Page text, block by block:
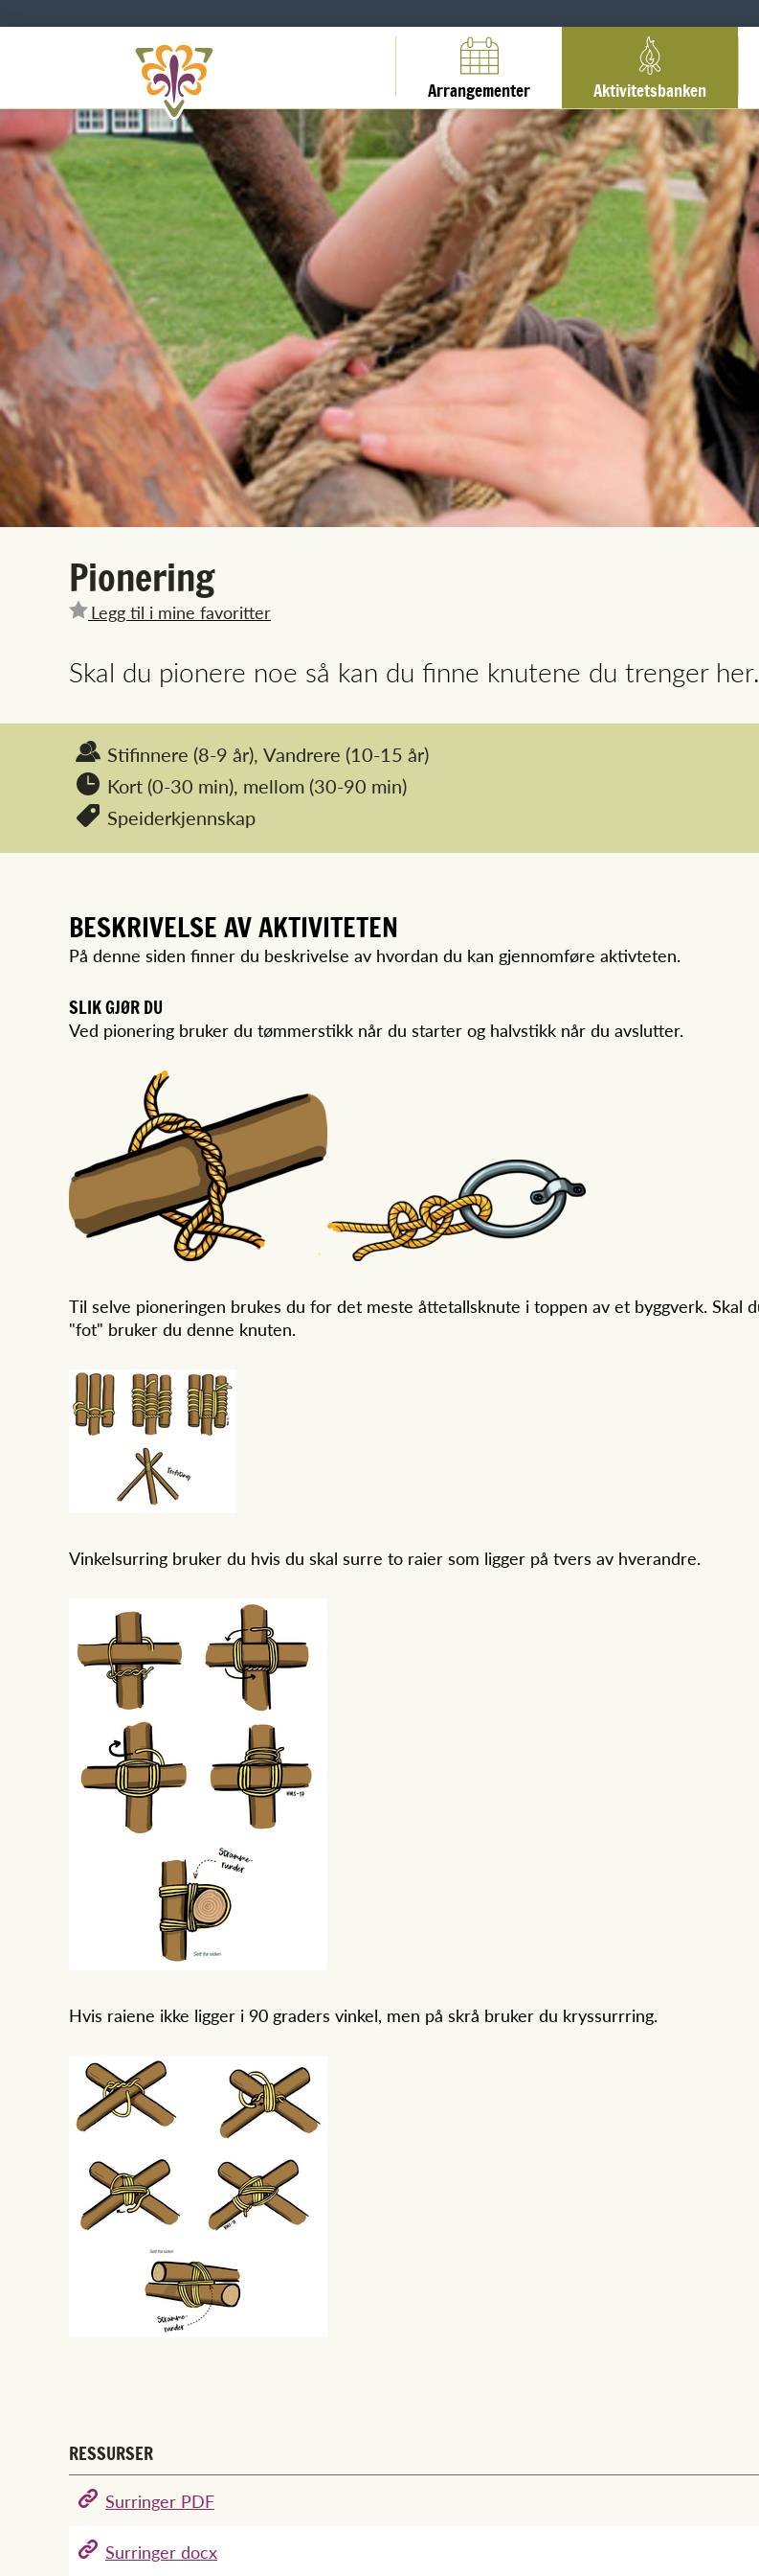
Arrangementer Aktivitetsbanken
Pionering
Legg til i mine favoritter
Skal du pionere noe så kan du finne knutene du trenger her.
Stifinnere (8-9 år), Vandrere (10-15 år)
Kort (0-30 min), mellom (30-90 min)
Speiderkjennskap
BESKRIVELSE AV AKTIVITETEN
På denne siden finner du beskrivelse av hvordan du kan gjennomføre aktivteten.
SLIK GJØR DU
Ved pionering bruker du tømmerstikk når du starter og halvstikk når du avslutter.
Til selve pioneringen brukes du for det meste åttetallsknute i toppen av et byggverk.
"fot" bruker du denne knuten.
Vinkelsurring bruker du hvis du skal surre to raier som ligger på tvers av hverandre.
Hvis raiene ikke ligger i 90 graders vinkel, men på skrå bruker du kryssurrring.
RESSURSER
Surringer PDF
Surringer docx